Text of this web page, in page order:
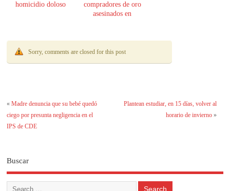
homicidio doloso
compradores de oro
asesinados en
Sorry, comments are closed for this post
«Madre denuncia que su bebé quedó
ciego por presunta negligencia en el
IPS de CDE
Plantean estudiar, en 15 días, volver al
horario de invierno»
Buscar